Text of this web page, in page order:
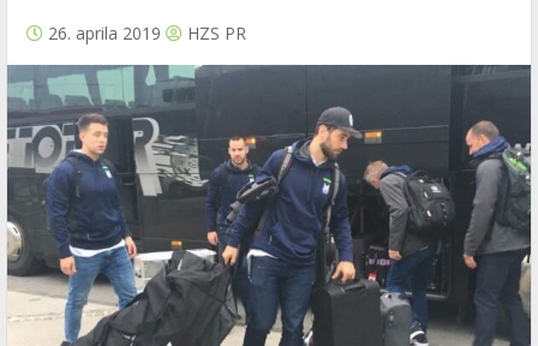
26. aprila 2019 HZS PR